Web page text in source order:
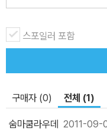
있는 자동차 전문가인 세
담았다. 20세기의 주역들
인물과 자동차를 중심으로
주를 세계적인 행사로 변
래식카, 컨버터블, 한 대뿐
풍부한 사진과 함께 자세히
스포일러 포함
구매자 (0) 전체 (1)
숨마쿰라우데 2011-09-